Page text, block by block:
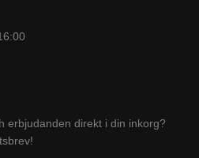
erbjudanden direkt i din inkorg?